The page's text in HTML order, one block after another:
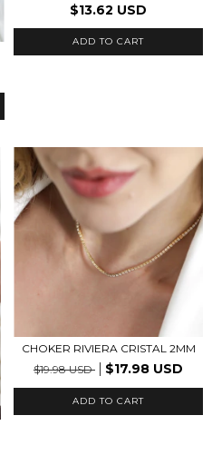
$13.62 USD
ADD TO CART
CHOKER RIVIERA CRISTAL 2MM
$19.98 USD
$17.98 USD
ADD TO CART